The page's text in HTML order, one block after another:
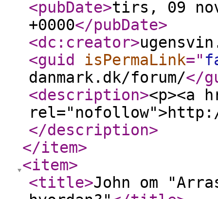
<pubDate>tirs, 09
+0000</pubDate>
<dc:creator>
<guid
isPermaLink="
danmark.dk/forum/</
<description><p><a
</description>
</item>
<item>
<title>John om